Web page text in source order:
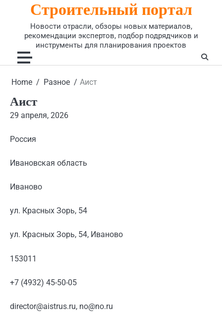
Строительный портал
Новости отрасли, обзоры новых материалов,
рекомендации экспертов, подбор подрядчиков и
инструменты для планирования проектов
Home Разное Аист
Аист
29 апреля, 2026
Россия
Ивановская область
Иваново
ул. Красных Зорь, 54
ул. Красных Зорь, 54, Иваново
153011
+7 (4932) 45-50-05
director@aistrus.ru, no@no.ru